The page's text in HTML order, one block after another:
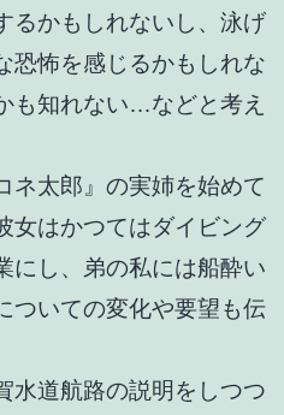
るかもしれないし、泳げ
恐怖を感じるかもしれな
も知れない…などと考え
ネ太郎』の実姉を始めて
女はかつてはダイビング
にし、弟の私には船酔い
ついての変化や要望も伝
水道航路の説明をしつつ